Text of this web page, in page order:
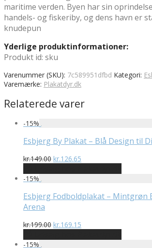
maritime verden. Byen har sin
handels- og fiskeriby, og dens havn er
knudepun
Yderlige produktinformationer:
Produkt id: sku
Varenummer (SKU): 7c589951dfbd Kategori:
Varemærke: Plakatdyr.dk
Relaterede varer
-15%
Esbjerg By Plakat – Blå Design til
kr.149.00 Den
pris
kr.149.00.
kr.126.65
pris
kr.126.65.
-15%
Esbjerg Fodboldplakat – Mintgrøn
Arena
kr.199.00 Den
pris
kr.169.15
pris
-15%